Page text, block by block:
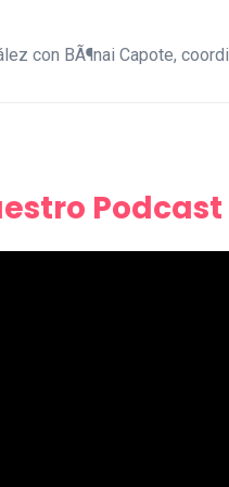
con BÃ¶nai Capote,
Podcast